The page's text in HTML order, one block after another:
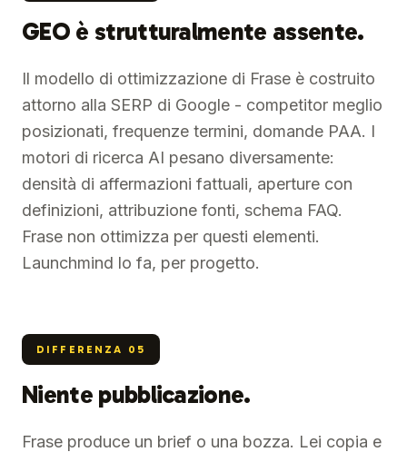
GEO è strutturalmente assente.
Il modello di ottimizzazione di Frase è costruito
attorno alla SERP di Google - competitor meglio
posizionati, frequenze termini, domande PAA. I
motori di ricerca AI pesano diversamente:
densità di affermazioni fattuali, aperture con
definizioni, attribuzione fonti, schema FAQ.
Frase non ottimizza per questi elementi.
Launchmind lo fa, per progetto.
DIFFERENZA 05
Niente pubblicazione.
Frase produce un brief o una bozza. Lei copia e